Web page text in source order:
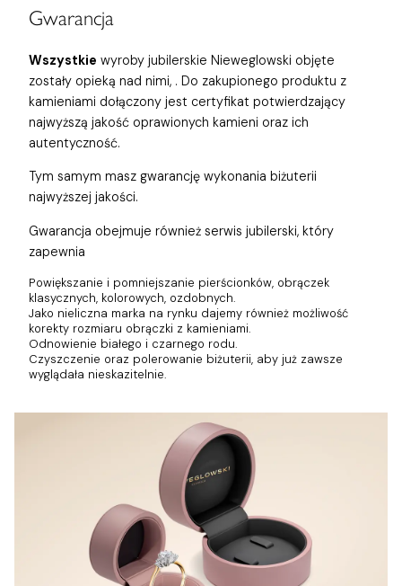
Gwarancja
Wszystkie wyroby jubilerskie Nieweglowski objęte
zostały opieką nad nimi, . Do zakupionego produktu z
kamieniami dołączony jest certyfikat potwierdzający
najwyższą jakość oprawionych kamieni oraz ich
autentyczność.
Tym samym masz gwarancję wykonania biżuterii
najwyższej jakości.
Gwarancja obejmuje również serwis jubilerski, który
zapewnia
Powiększanie i pomniejszanie pierścionków, obrączek
klasycznych, kolorowych, ozdobnych.
Jako nieliczna marka na rynku dajemy również możliwość
korekty rozmiaru obrączki z kamieniami.
Odnowienie białego i czarnego rodu.
Czyszczenie oraz polerowanie biżuterii, aby już zawsze
wyglądała nieskazitelnie.